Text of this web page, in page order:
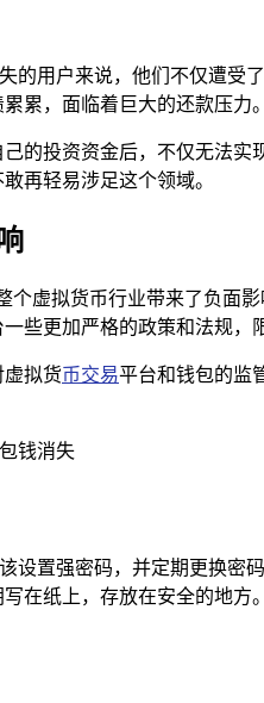
的用户来说，他们不仅遭
累，面临着巨大的还款压力。
的投资资金后，不仅无法
再轻易涉足这个领域。
个虚拟货币行业带来了负面
些更加严格的政策和法规，
拟货币交易平台和钱包的监
钱消失
设置强密码，并定期更换
在纸上，存放在安全的地方。